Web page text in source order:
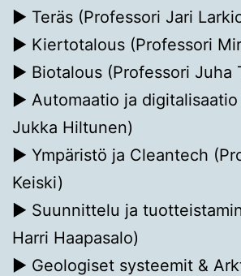
▶ Teräs (Professori Jari
▶ Kiertotalous (Professori
▶ Biotalous (Professori Juha
▶ Automaatio ja
Jukka Hiltunen)
▶ Ympäristö ja Cleantech
Keiski)
▶ Suunnittelu ja
Harri Haapasalo)
▶ Geologiset systeemit &